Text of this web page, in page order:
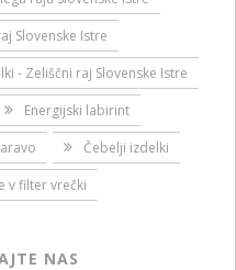
Slovenske Istre
- Zeliščni raj Slovenske Istre
Energijski labirint
Čebelji izdelki
v filter vrečki
NAS